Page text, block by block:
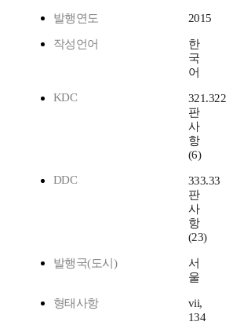
발행연도 2015
작성언어
한
국
어
KDC
321.322
판
사
항
(6)
DDC
333.33
판
사
항
(23)
발행국(도시)
서
울
형태사항
vii,
134